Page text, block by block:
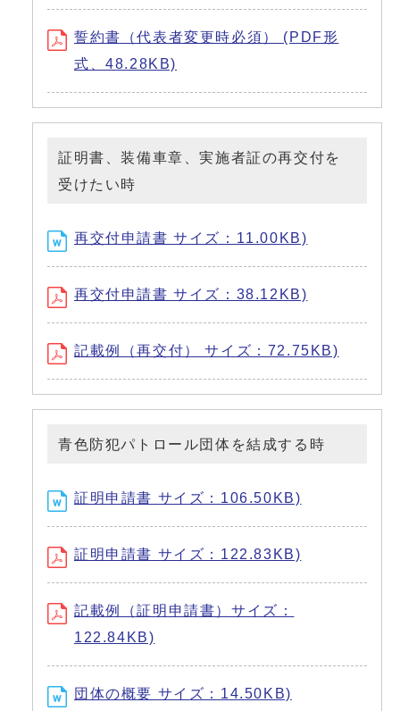
誓約書（代表者変更時必須） (PDF形
式、48.28KB)
証明書、装備車章、実施者証の再交付を
受けたい時
再交付申請書 サイズ：11.00KB)
再交付申請書 サイズ：38.12KB)
記載例（再交付） サイズ：72.75KB)
青色防犯パトロール団体を結成する時
証明申請書 サイズ：106.50KB)
証明申請書 サイズ：122.83KB)
記載例（証明申請書）サイズ：
122.84KB)
団体の概要 サイズ：14.50KB)